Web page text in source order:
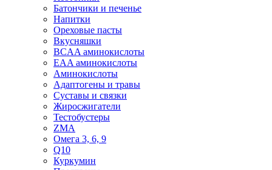
Батончики и печенье
Напитки
Ореховые пасты
Вкусняшки
BCAA аминокислоты
EAA аминокислоты
Аминокислоты
Адаптогены и травы
Суставы и связки
Жиросжигатели
Тестобустеры
ZMA
Омега 3, 6, 9
Q10
Куркумин